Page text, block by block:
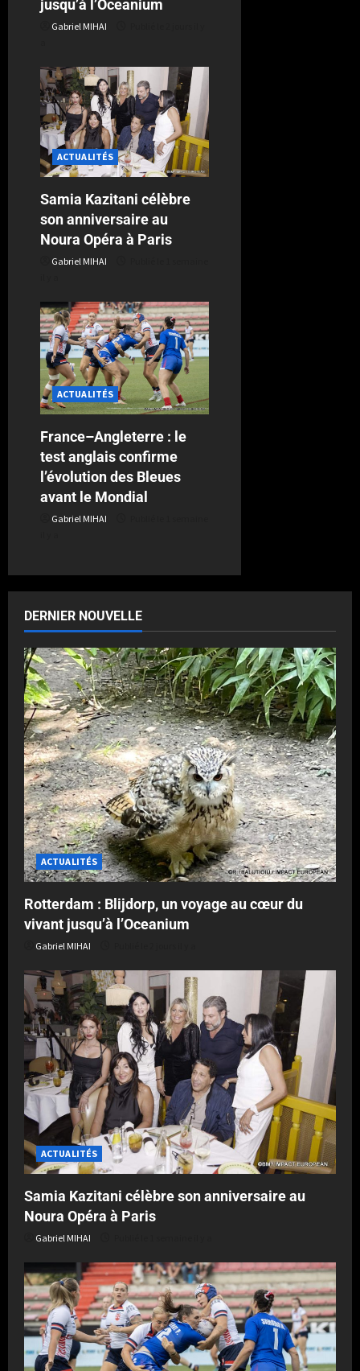
jusqu’à l’Oceanium
Gabriel MIHAI
ACTUALITÉS
Samia Kazitani célèbre
son anniversaire au
Noura Opéra à Paris
Gabriel MIHAI
ACTUALITÉS
France–Angleterre : le
test anglais confirme
l’évolution des Bleues
avant le Mondial
Gabriel MIHAI
DERNIER NOUVELLE
ACTUALITÉS
Rotterdam : Blijdorp, un voyage au cœur du
vivant jusqu’à l’Oceanium
Gabriel MIHAI
ACTUALITÉS
Samia Kazitani célèbre son anniversaire au
Noura Opéra à Paris
Gabriel MIHAI